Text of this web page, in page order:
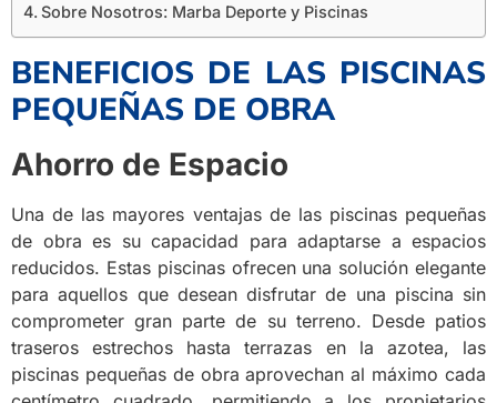
Sobre Nosotros: Marba Deporte y Piscinas
BENEFICIOS DE LAS PISCINAS
PEQUEÑAS DE OBRA
Ahorro de Espacio
Una de las mayores ventajas de las piscinas pequeñas
de obra es su capacidad para adaptarse a espacios
reducidos. Estas piscinas ofrecen una solución elegante
para aquellos que desean disfrutar de una piscina sin
comprometer gran parte de su terreno. Desde patios
traseros estrechos hasta terrazas en la azotea, las
piscinas pequeñas de obra aprovechan al máximo cada